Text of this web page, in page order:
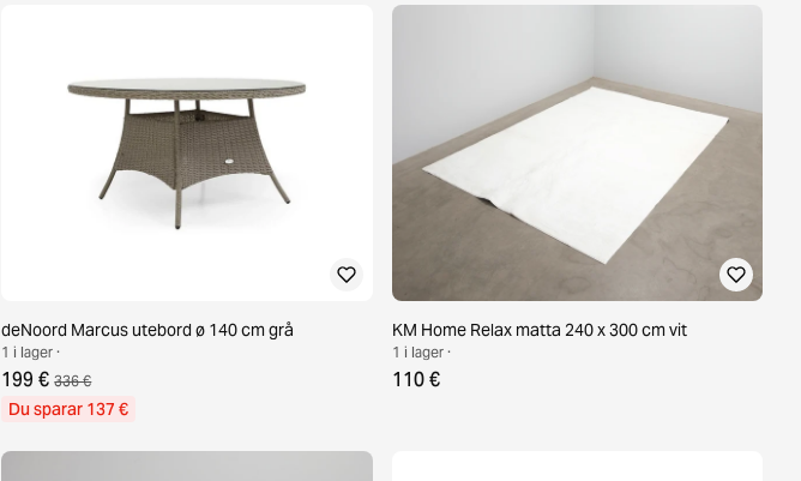
deNoord Marcus utebord ø 140 cm grå
1 i lager ·
199 € 336 €
Du sparar 137 €
KM Home Relax matta 240 x 300 cm vit
1 i lager ·
110 €